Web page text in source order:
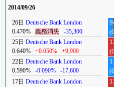
2014/09/26
26日 Deutsche Bank London
0.470%
義務消失 -35,300
25日 Deutsche Bank London
0.640%
+0.050% +9,900
22日 Deutsche Bank London
0.590%
-0.090% -17,600
17日 Deutsche Bank London